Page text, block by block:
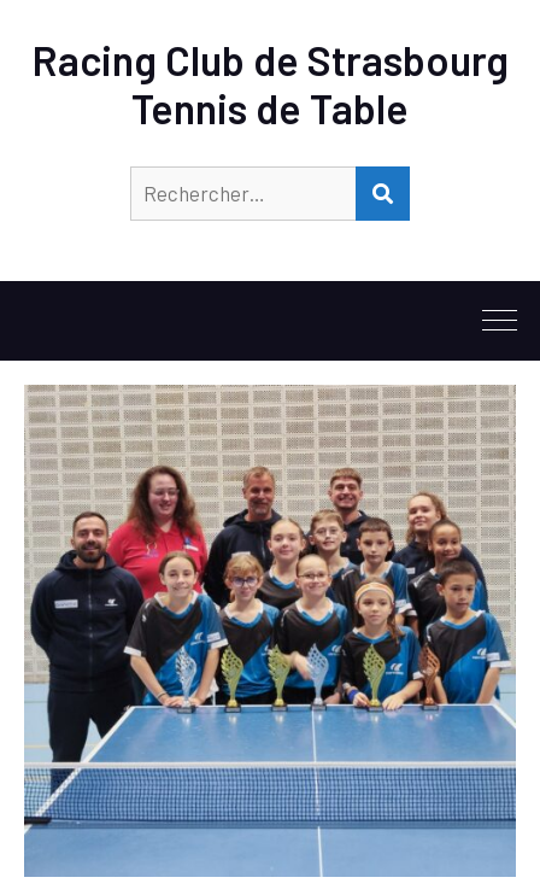
Racing Club de Strasbourg
Tennis de Table